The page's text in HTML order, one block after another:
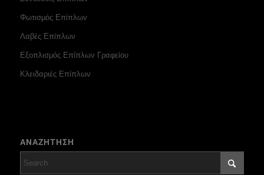
Φωτισμός Επίπλων
Λαβές Επίπλων
Εξοπλισμός Επίπλων Γραφείου
Κλειδαριές Επίπλων
ΑΝΑΖΗΤΗΣΗ